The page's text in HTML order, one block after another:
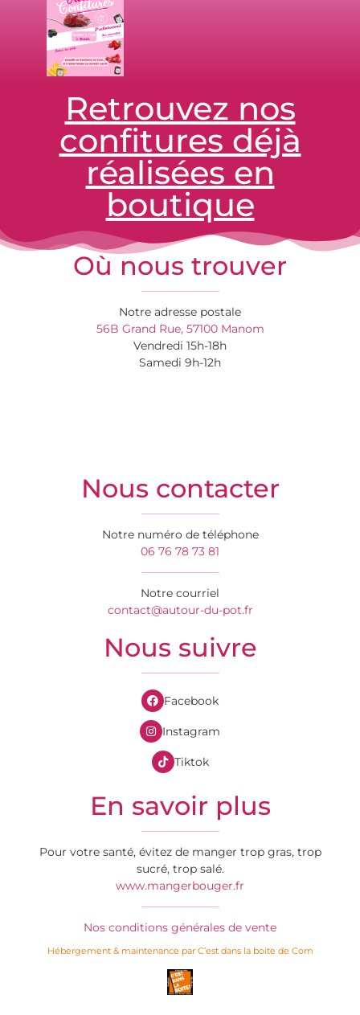
Retrouvez nos
confitures déjà
réalisées en
boutique
Où nous trouver
Notre adresse postale
56B Grand Rue, 57100 Manom
Vendredi 15h-18h
Samedi 9h-12h
Nous contacter
Notre numéro de téléphone
06 76 78 73 81
Notre courriel
contact@autour-du-pot.fr
Nous suivre
Facebook
Instagram
Tiktok
En savoir plus
Pour votre santé, évitez de manger trop gras, trop
sucré, trop salé.
www.mangerbouger.fr
Nos conditions générales de vente
Hébergement & maintenance par C’est dans la boite de Com